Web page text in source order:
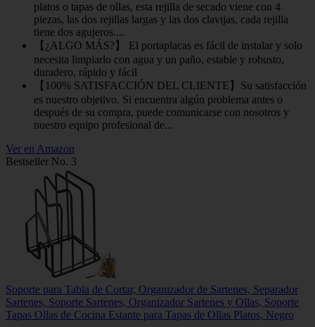
platos o tapas de ollas, esta rejilla de secado viene con 4
piezas, las dos rejillas largas y las dos clavijas, cada rejilla
tiene dos agujeros....
【¿ALGO MÁS?】 El portaplacas es fácil de instalar y solo
necesita limpiarlo con agua y un paño, estable y robusto,
duradero, rápido y fácil
【100% SATISFACCIÓN DEL CLIENTE】Su satisfacción
es nuestro objetivo. Si encuentra algún problema antes o
después de su compra, puede comunicarse con nosotros y
nuestro equipo profesional de...
Ver en Amazon
Bestseller No. 3
Soporte para Tabla de Cortar, Organizador de Sartenes, Separador
Sartenes, Soporte Sartenes, Organizador Sartenes y Ollas, Soporte
Tapas Ollas de Cocina Estante para Tapas de Ollas Platos, Negro